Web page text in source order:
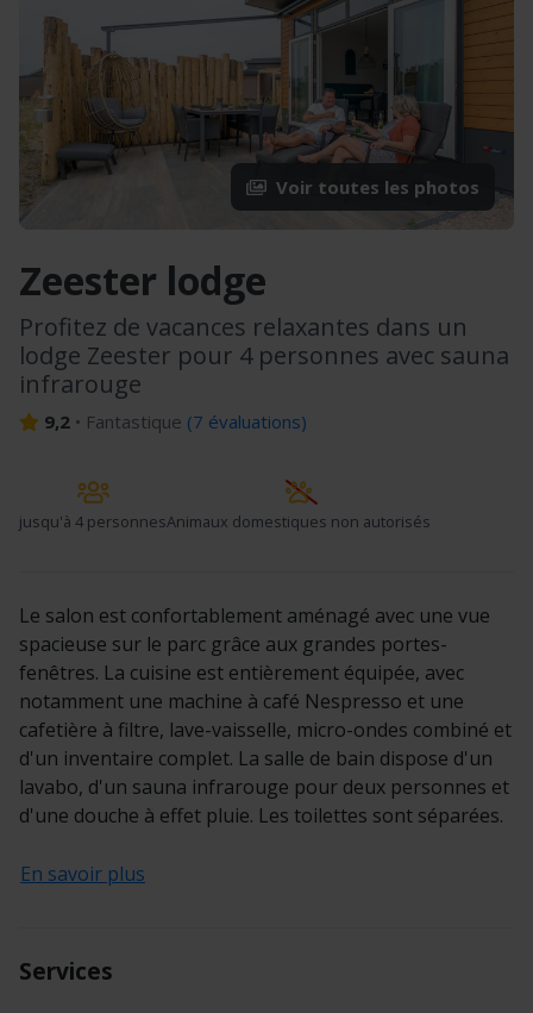
Voir toutes les photos
Zeester lodge
Profitez de vacances relaxantes dans un
lodge Zeester pour 4 personnes avec sauna
infrarouge
9,2 • Fantastique (7 évaluations)
jusqu'à 4 personnesAnimaux domestiques non autorisés
Le salon est confortablement aménagé avec une vue
spacieuse sur le parc grâce aux grandes portes-
fenêtres. La cuisine est entièrement équipée, avec
notamment une machine à café Nespresso et une
cafetière à filtre, lave-vaisselle, micro-ondes combiné et
d'un inventaire complet. La salle de bain dispose d'un
lavabo, d'un sauna infrarouge pour deux personnes et
d'une douche à effet pluie. Les toilettes sont séparées.
En savoir plus
Services